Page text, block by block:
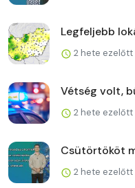
Legfeljebb
2 hete ezelőtt
Vétség volt,
2 hete ezelőtt
Csütörtököt
2 hete ezelőtt